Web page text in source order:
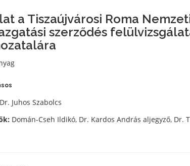
a Tiszaújvárosi Roma
szerződés
Dr. Juhos Szabolcs
Domán-Cseh Ildikó, Dr. Kardos András aljegyző, Dr.